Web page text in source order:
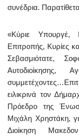
συνέδρια.
«Κύριε Υπουργέ,
Επιτροπής, Κυρίες
Σεβασμιότατε,
Αυτοδιοίκησης,
συμμετέχοντες…Ε
ειλικρινά τον
Πρόεδρο της
Μιχάλη Χρηστάκη,
Διοίκηση